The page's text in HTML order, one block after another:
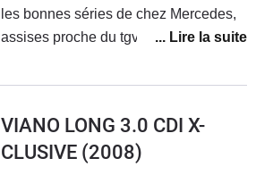
les bonnes séries de chez Mercedes,
assises proche du tgv, en mode
bas un peu dur j'ai rajouté un sur
appréciable, ainsi que la douche à
l'arrière , gabarit pour la conduite
VIANO LONG 3.0 CDI X-
CLUSIVE (2008)